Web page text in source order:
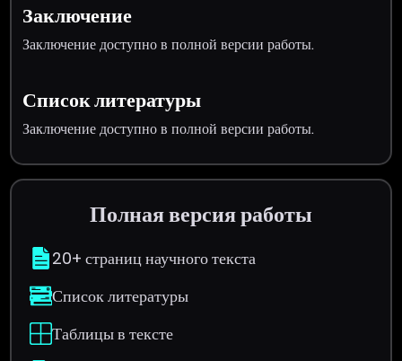
Заключение
Заключение доступно в полной версии работы.
Список литературы
Заключение доступно в полной версии работы.
Полная версия работы
20+ страниц научного текста
Список литературы
Таблицы в тексте